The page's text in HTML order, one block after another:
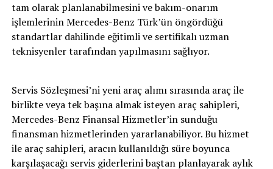
tam olarak planlanabilmesini ve bakım-onarım
işlemlerinin Mercedes-Benz Türk’ün öngördüğü
standartlar dahilinde eğitimli ve sertifikalı uzman
teknisyenler tarafından yapılmasını sağlıyor.
Servis Sözleşmesi’ni yeni araç alımı sırasında araç ile
birlikte veya tek başına almak isteyen araç sahipleri,
Mercedes-Benz Finansal Hizmetler’in sunduğu
finansman hizmetlerinden yararlanabiliyor. Bu hizmet
ile araç sahipleri, aracın kullanıldığı süre boyunca
karşılaşacağı servis giderlerini baştan planlayarak aylık